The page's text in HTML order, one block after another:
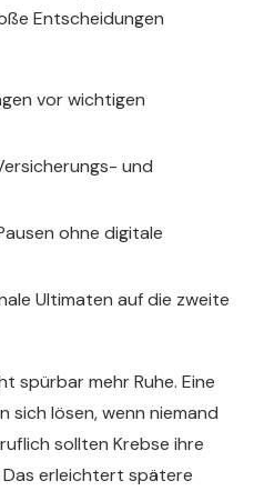
Entscheidungen
vor wichtigen
und
ohne digitale
Ultimaten auf die zweite
spürbar mehr Ruhe. Eine
sich lösen, wenn niemand
sollten Krebse ihre
erleichtert spätere